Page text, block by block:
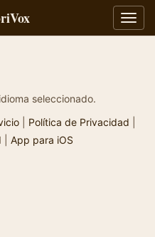
seleccionado.
Política de Privacidad
App para iOS